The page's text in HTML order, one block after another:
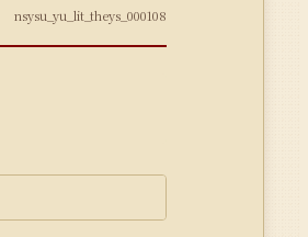
nsysu_yu_lit_theys_000108